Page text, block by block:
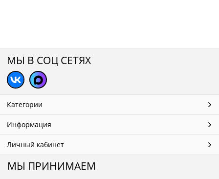
МЫ В СОЦ СЕТЯХ
Категории
Информация
Личный кабинет
МЫ ПРИНИМАЕМ